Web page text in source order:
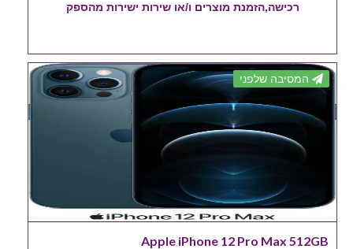
רכישה,הזמנת מוצרים ו/או שירות ישירות מהספק
המסיבה שלפני
Apple iPhone 12 Pro Max 512GB